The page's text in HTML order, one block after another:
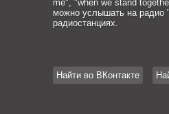
me", "when we stand
можно услышать на радио
радиостанциях.
Найти во ВКонтакте